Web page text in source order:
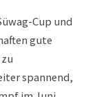
Cup und
gute
spannend,